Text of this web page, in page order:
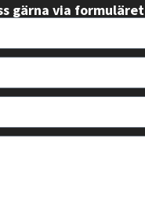
gärna via formuläret